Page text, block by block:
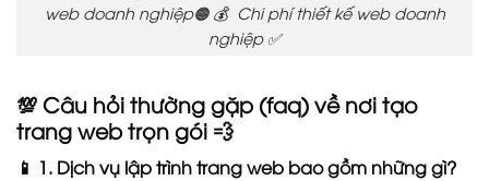
web doanh nghiệp🟠 💰 Chi phí thiết kế web doanh
nghiệp ✅
💯 Câu hỏi thường gặp (faq) về nơi tạo
trang web trọn gói 💨
📱 1. Dịch vụ lập trình trang web bao gồm những gì?